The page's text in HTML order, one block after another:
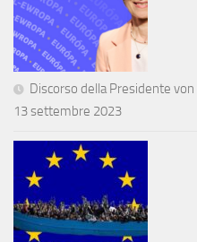
Discorso della Presidente
13 settembre 2023